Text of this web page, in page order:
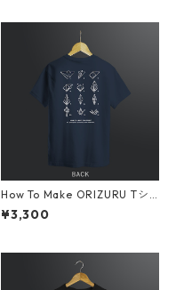
How To Make ORIZURU Tシ
ャツ ネイビー
¥3,300